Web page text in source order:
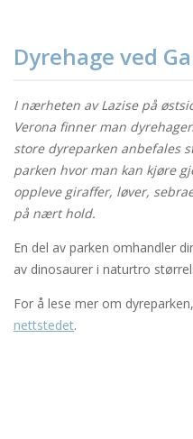
Dyrehage ved
I nærheten av Lazise på
Verona finner man
store dyreparken anbefales
parken hvor man kan kjøre
oppleve giraffer, løver,
på nært hold.
En del av parken omhandler
av dinosaurer i naturtro
For å lese mer om
nettstedet.